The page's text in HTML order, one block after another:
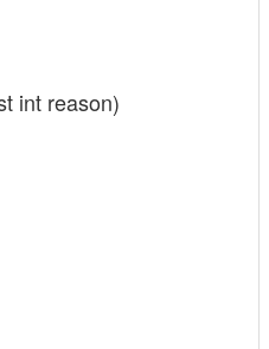
int reason)